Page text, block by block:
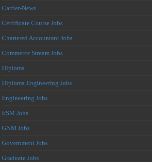
Carrier-News
Certificate Course Jobs
Chartered Accountant Jobs
Commerce Stream Jobs
Diploma
Diploma Engineering Jobs
Engineering Jobs
ESM Jobs
GNM Jobs
Government Jobs
Graduate Jobs